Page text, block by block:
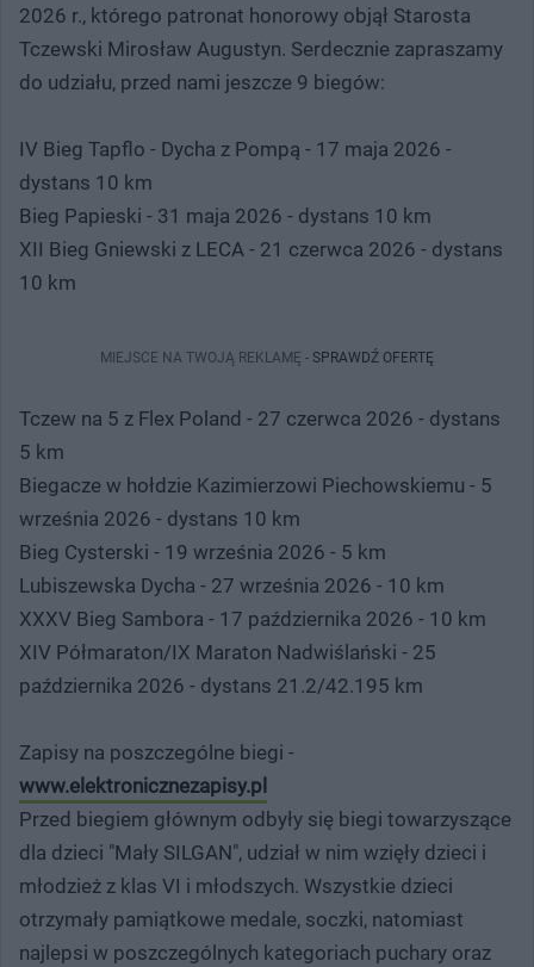
2026 r., którego patronat honorowy objął Starosta
Tczewski Mirosław Augustyn. Serdecznie zapraszamy
do udziału, przed nami jeszcze 9 biegów:
IV Bieg Tapflo - Dycha z Pompą - 17 maja 2026 -
dystans 10 km
Bieg Papieski - 31 maja 2026 - dystans 10 km
XII Bieg Gniewski z LECA - 21 czerwca 2026 - dystans
10 km
MIEJSCE NA TWOJĄ REKLAMĘ - SPRAWDŹ OFERTĘ
Tczew na 5 z Flex Poland - 27 czerwca 2026 - dystans
5 km
Biegacze w hołdzie Kazimierzowi Piechowskiemu - 5
września 2026 - dystans 10 km
Bieg Cysterski - 19 września 2026 - 5 km
Lubiszewska Dycha - 27 września 2026 - 10 km
XXXV Bieg Sambora - 17 października 2026 - 10 km
XIV Półmaraton/IX Maraton Nadwiślański - 25
października 2026 - dystans 21.2/42.195 km
Zapisy na poszczególne biegi -
www.elektronicznezapisy.pl
Przed biegiem głównym odbyły się biegi towarzyszące
dla dzieci "Mały SILGAN", udział w nim wzięły dzieci i
młodzież z klas VI i młodszych. Wszystkie dzieci
otrzymały pamiątkowe medale, soczki, natomiast
najlepsi w poszczególnych kategoriach puchary oraz